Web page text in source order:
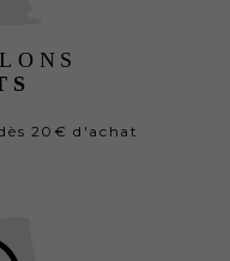
20€ d'achat